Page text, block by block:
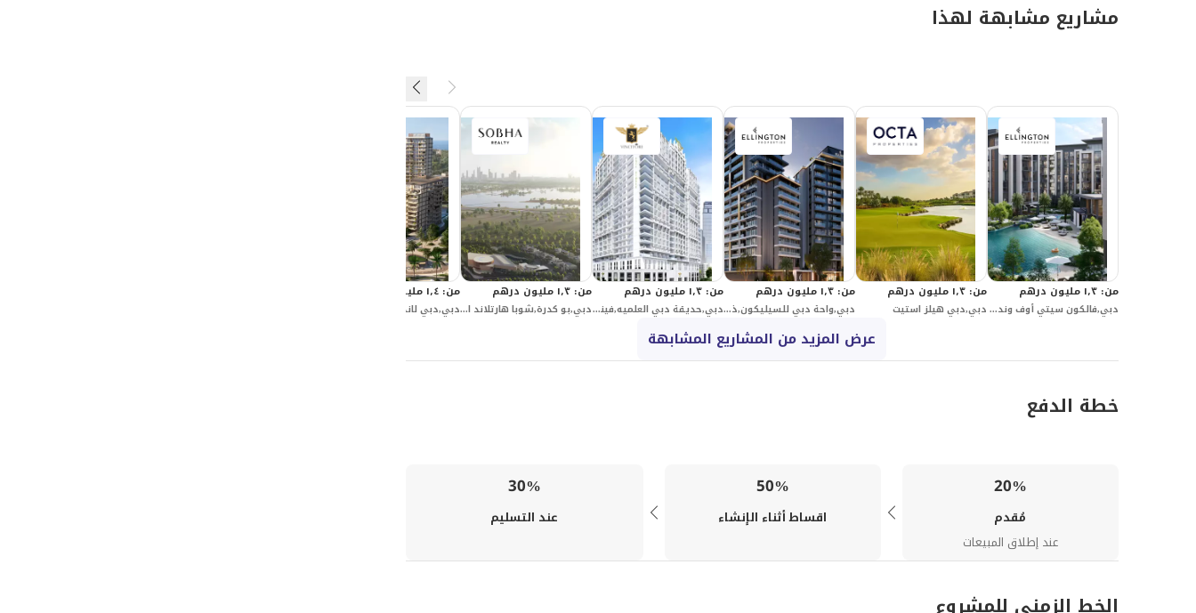
مشاريع مشابهة لهذا
من:١٫٣ مليون درهم
دبي,فالكون سيتي أوف وندرز,بلجرافيا جاردنز
من:١٫٣ مليون درهم
دبي,دبي هيلز استيت
من:١٫٣ مليون درهم
دبي,واحة دبي للسيليكون,ذا هيلجيت
من:١٫٣ مليون درهم
دبي,حديقة دبي العلميه,فينسيتور أكوا ديمور 2
من:١٫٣ مليون درهم
دبي,بو كدرة,شوبا هارتلاند الثانية,سكاي فيو سبيكترا
من:١٫٤ مليون درهم
عرض المزيد من المشاريع المشابهة
خطة الدفع
20%
مُقدم
عند إطلاق المبيعات
50%
اقساط أثناء الإنشاء
30%
عند التسليم
الخط الزمني للمشروع